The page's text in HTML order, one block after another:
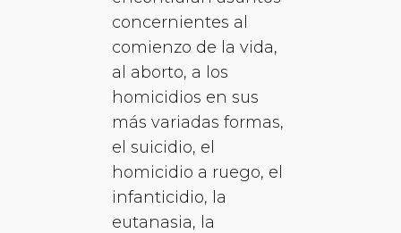
concernientes al
comienzo de la vida,
al aborto, a los
homicidios en sus
más variadas formas,
el suicidio, el
homicidio a ruego, el
infanticidio, la
eutanasia, la